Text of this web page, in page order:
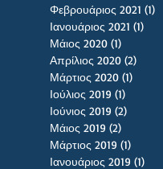
Φεβρουάριος 2021 (1)
Ιανουάριος 2021 (1)
Μάιος 2020 (1)
Απρίλιος 2020 (2)
Μάρτιος 2020 (1)
Ιούλιος 2019 (1)
Ιούνιος 2019 (2)
Μάιος 2019 (2)
Μάρτιος 2019 (1)
Ιανουάριος 2019 (1)